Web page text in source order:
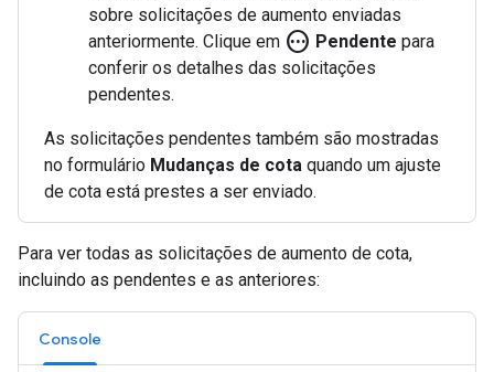
sobre solicitações de aumento enviadas
anteriormente. Clique em pending Pendente para
conferir os detalhes das solicitações
pendentes.
As solicitações pendentes também são mostradas
no formulário Mudanças de cota quando um ajuste
de cota está prestes a ser enviado.
Para ver todas as solicitações de aumento de cota,
incluindo as pendentes e as anteriores:
Console